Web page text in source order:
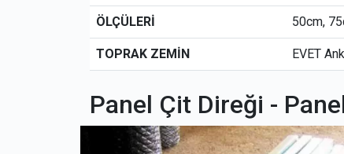
ÖLÇÜLERİ 50cm,
TOPRAK ZEMİN EVET
Panel Çit Direği -